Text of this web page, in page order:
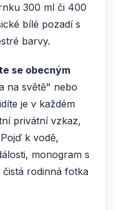
300 ml či 400
bílé pozadí s
barvy.
se obecným
na světě" nebo
je v každém
privátní vzkaz,
k vodě,
monogram s
rodinná fotka